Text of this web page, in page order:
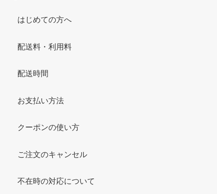
はじめての方へ
配送料・利用料
配送時間
お支払い方法
クーポンの使い方
ご注文のキャンセル
不在時の対応について